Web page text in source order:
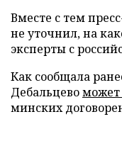
Вместе с тем
не уточнил, на
эксперты с
Как сообщала
Дебальцево
минских